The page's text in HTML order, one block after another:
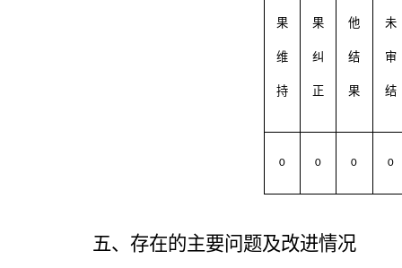
果
维
持
果
纠
正
他
结
果
未
审
结
0 0 0 0
五、存在的主要问题及改进情况